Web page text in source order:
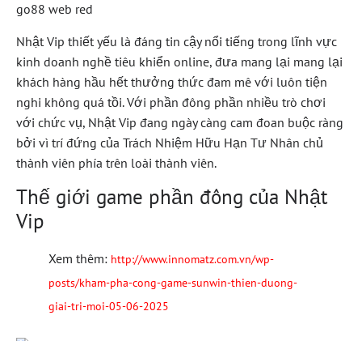
go88 web red
Nhật Vip thiết yếu là đáng tin cậy nổi tiếng trong lĩnh vực
kinh doanh nghề tiêu khiển online, đưa mang lại mang lại
khách hàng hầu hết thưởng thức đam mê với luôn tiện
nghi không quá tồi. Với phần đông phần nhiều trò chơi
với chức vụ, Nhật Vip đang ngày càng cam đoan buộc ràng
bởi vì trí đứng của Trách Nhiệm Hữu Hạn Tư Nhân chủ
thành viên phía trên loài thành viên.
Thế giới game phần đông của Nhật
Vip
Xem thêm: http://www.innomatz.com.vn/wp-
posts/kham-pha-cong-game-sunwin-thien-duong-
giai-tri-moi-05-06-2025